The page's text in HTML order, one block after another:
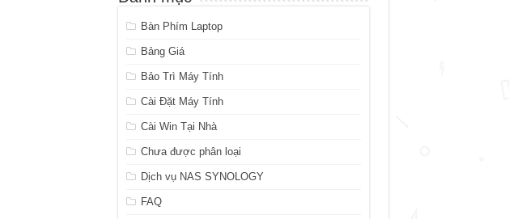
Bàn Phím Laptop
Bảng Giá
Bảo Trì Máy Tính
Cài Đặt Máy Tính
Cài Win Tại Nhà
Chưa được phân loại
Dịch vụ NAS SYNOLOGY
FAQ